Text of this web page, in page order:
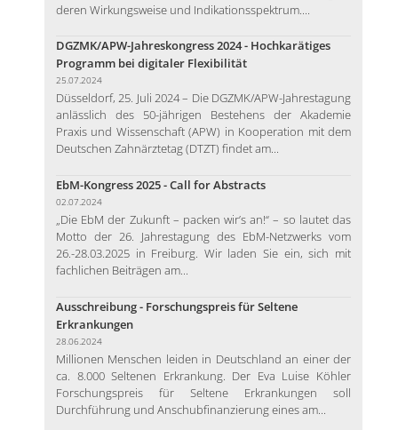
deren Wirkungsweise und Indikationsspektrum....
DGZMK/APW-Jahreskongress 2024 - Hochkarätiges
Programm bei digitaler Flexibilität
25.07.2024
Düsseldorf, 25. Juli 2024 – Die DGZMK/APW-Jahrestagung
anlässlich des 50-jährigen Bestehens der Akademie
Praxis und Wissenschaft (APW) in Kooperation mit dem
Deutschen Zahnärztetag (DTZT) findet am...
EbM-Kongress 2025 - Call for Abstracts
02.07.2024
„Die EbM der Zukunft – packen wir’s an!“ – so lautet das
Motto der 26. Jahrestagung des EbM-Netzwerks vom
26.-28.03.2025 in Freiburg. Wir laden Sie ein, sich mit
fachlichen Beiträgen am...
Ausschreibung - Forschungspreis für Seltene
Erkrankungen
28.06.2024
Millionen Menschen leiden in Deutschland an einer der
ca. 8.000 Seltenen Erkrankung. Der Eva Luise Köhler
Forschungspreis für Seltene Erkrankungen soll
Durchführung und Anschubfinanzierung eines am...